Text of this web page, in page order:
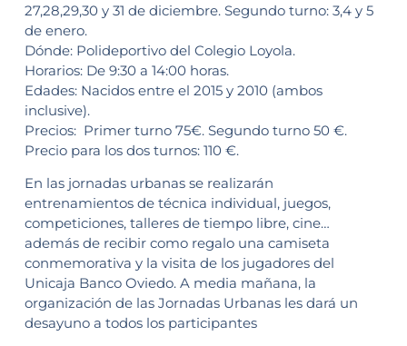
27,28,29,30 y 31 de diciembre. Segundo turno: 3,4 y 5
de enero.
Dónde: Polideportivo del Colegio Loyola.
Horarios: De 9:30 a 14:00 horas.
Edades: Nacidos entre el 2015 y 2010 (ambos
inclusive).
Precios: Primer turno 75€. Segundo turno 50 €.
Precio para los dos turnos: 110 €.
En las jornadas urbanas se realizarán
entrenamientos de técnica individual, juegos,
competiciones, talleres de tiempo libre, cine…
además de recibir como regalo una camiseta
conmemorativa y la visita de los jugadores del
Unicaja Banco Oviedo. A media mañana, la
organización de las Jornadas Urbanas les dará un
desayuno a todos los participantes